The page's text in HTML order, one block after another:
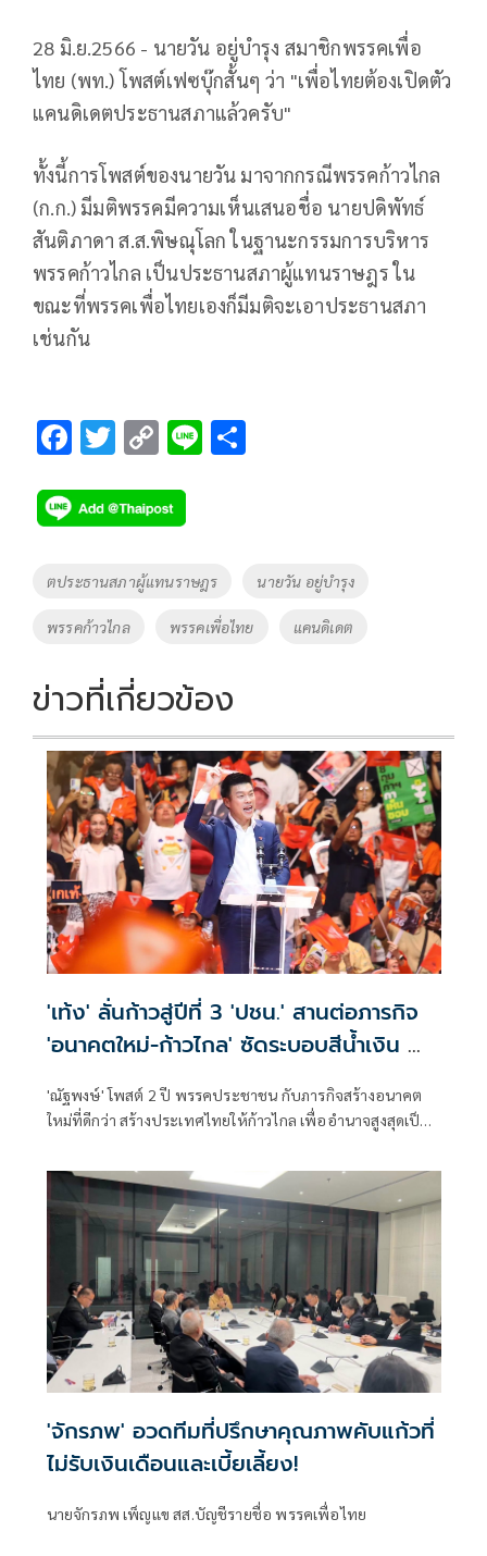
28 มิ.ย.2566 - นายวัน อยู่บำรุง สมาชิกพรรคเพื่อ
ไทย (พท.) โพสต์เฟซบุ๊กสั้นๆ ว่า "เพื่อไทยต้องเปิดตัว
แคนดิเดตประธานสภาแล้วครับ"
ทั้งนี้การโพสต์ของนายวัน มาจากกรณีพรรคก้าวไกล
(ก.ก.) มีมติพรรคมีความเห็นเสนอชื่อ นายปดิพัทธ์
สันติภาดา ส.ส.พิษณุโลก ในฐานะกรรมการบริหาร
พรรคก้าวไกล เป็นประธานสภาผู้แทนราษฎร ใน
ขณะที่พรรคเพื่อไทยเองก็มีมติจะเอาประธานสภา
เช่นกัน
F
e
b
o
o
k
T
tt
er
C
p
y
Li
k
Li
Tags
ตประธานสภาผู้แทนราษฎร นายวัน อยู่บำรุง
พรรคก้าวไกล พรรคเพื่อไทย แคนดิเดต
ข่าวที่เกี่ยวข้อง
'เท้ง' ลั่นก้าวสู่ปีที่ 3 'ปชน.' สานต่อภารกิจ
'อนาคตใหม่-ก้าวไกล' ซัดระบอบสีน้ำเงิน ทำ
'ณัฐพงษ์' โพสต์ 2 ปี พรรคประชาชน กับภารกิจสร้างอนาคต
ใหม่ที่ดีกว่า สร้างประเทศไทยให้ก้าวไกล เพื่ออำนาจสูงสุดเป็น
'จักรภพ' อวดทีมที่ปรึกษาคุณภาพคับแก้วที่
ไม่รับเงินเดือนและเบี้ยเลี้ยง!
นายจักรภพ เพ็ญแข สส.บัญชีรายชื่อ พรรคเพื่อไทย